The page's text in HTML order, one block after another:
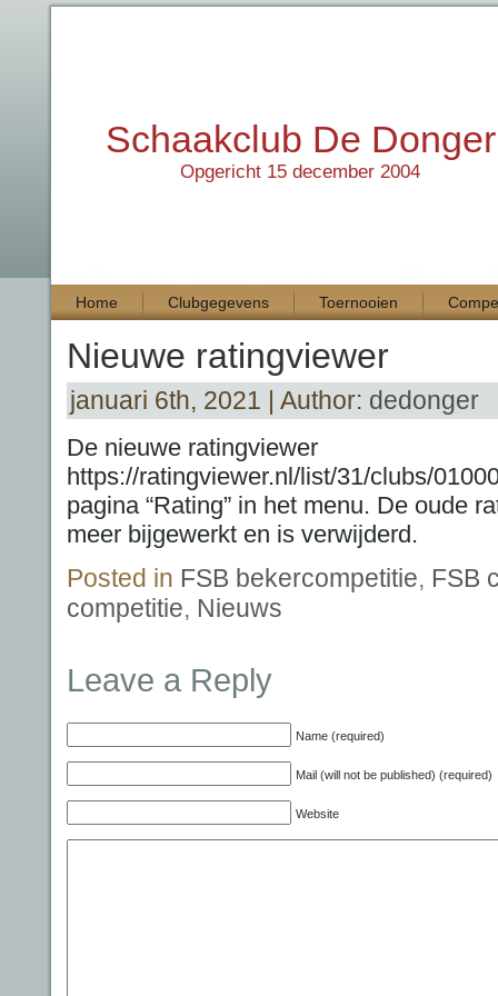
Schaakclub De Donger
Opgericht 15 december 2004
Home Clubgegevens Toernooien
Nieuwe ratingviewer
januari 6th, 2021 | Author: dedonger
De nieuwe ratingviewer
https://ratingviewer.nl/list/31/clubs/
pagina “Rating” in het menu. De oude
meer bijgewerkt en is verwijderd.
Posted in FSB bekercompetitie, FSB
competitie, Nieuws
Leave a Reply
Name (required)
Mail (will not be published) (required)
Website